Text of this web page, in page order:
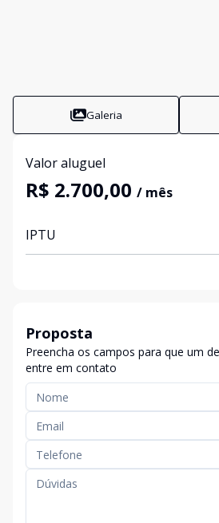
Galeria
Valor aluguel
R$ 2.700,00 / mês
IPTU
Proposta
Preencha os campos para que um
entre em contato